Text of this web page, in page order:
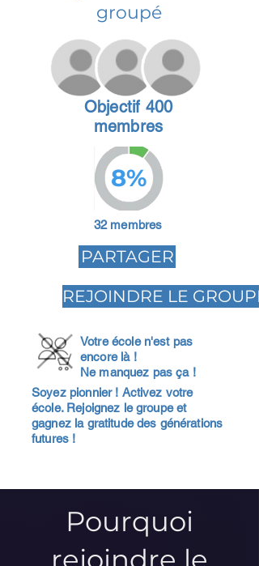
groupé
Objectif 400
membres
8%
32 membres
PARTAGER
REJOINDRE LE GROUPE
Votre école n'est pas
encore là !
Ne manquez pas ça !
Soyez pionnier ! Activez votre
école. Rejoignez le groupe et
gagnez la gratitude des générations
futures !
Pourquoi